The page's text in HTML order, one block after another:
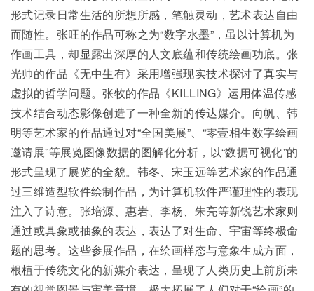
形式记录日常生活的所想所感，笔触灵动，艺术表达自由
而随性。张旺的作品可称之为“数字水墨”，虽以计算机为
作画工具，却显露出深厚的人文底蕴和传统绘画功底。张
光帅的作品《无中生有》采用增强现实技术探讨了真实与
虚拟的哲学问题。张牧的作品《KILLING》运用体温传感
技术结合动态影像创造了一种全新的传达媒介。向帆、韩
明等艺术家的作品通过对“全国美展”、“零壹相生数字绘画
邀请展”等展览图像数据的图解化分析，以“数据可视化”的
形式呈现了展览的全貌。韩冬、宋玉远等艺术家的作品通
过三维造型软件绘制作品，为计算机软件严谨理性的表现
注入了诗意。张培源、惠岩、李杨、朱亮等新锐艺术家则
通过或具象或抽象的表达，表达了对生命、宇宙等终极命
题的思考。这些参展作品，在绘画样态与意象生成方面，
根植于传统文化的新媒介表达，呈现了人类历史上前所未